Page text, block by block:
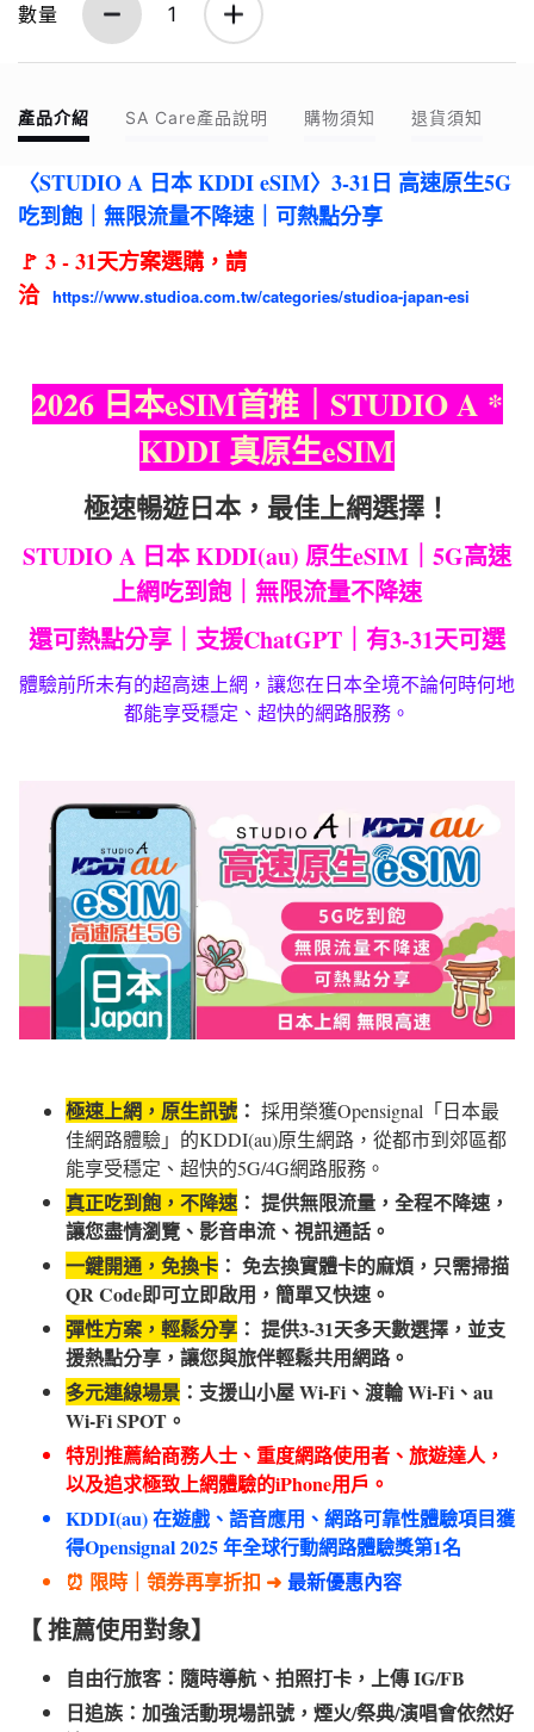
數量 1
產品介紹 SA Care產品說明 購物須知 退貨須知
〈STUDIO A 日本 KDDI eSIM〉3-31日 高速原生5G
吃到飽｜無限流量不降速｜可熱點分享
🚩 3 - 31天方案選購，請
洽 https://www.studioa.com.tw/categories/studioa-japan-esi
2026 日本eSIM首推｜STUDIO A *
KDDI 真原生eSIM
極速暢遊日本，最佳上網選擇！
STUDIO A 日本 KDDI(au) 原生eSIM｜5G高速
上網吃到飽｜無限流量不降速
還可熱點分享｜支援ChatGPT｜有3-31天可選
體驗前所未有的超高速上網，讓您在日本全境不論何時何地
都能享受穩定、超快的網路服務。
極速上網，原生訊號 ： 採用榮獲Opensignal「日本最
佳網路體驗」的KDDI(au)原生網路，從都市到郊區都
能享受穩定、超快的5G/4G網路服務。
真正吃到飽，不降速： 提供無限流量，全程不降速，
讓您盡情瀏覽、影音串流、視訊通話。
一鍵開通，免換卡 ： 免去換實體卡的麻煩，只需掃描
QR Code即可立即啟用，簡單又快速。
彈性方案，輕鬆分享 ： 提供3-31天多天數選擇，並支
援熱點分享，讓您與旅伴輕鬆共用網路。
多元連線場景 ：支援山小屋 Wi-Fi、渡輪 Wi-Fi、au
Wi-Fi SPOT。
特別推薦給商務人士、重度網路使用者、旅遊達人，
以及追求極致上網體驗的iPhone用戶。
KDDI(au) 在遊戲、語音應用、網路可靠性體驗項目獲
得Opensignal 2025 年全球行動網路體驗獎第1名
⏰ 限時｜領券再享折扣 ➜ 最新優惠內容
【 推薦使用對象】
自由行旅客：隨時導航、拍照打卡，上傳 IG/FB
日追族：加強活動現場訊號，煙火/祭典/演唱會依然好